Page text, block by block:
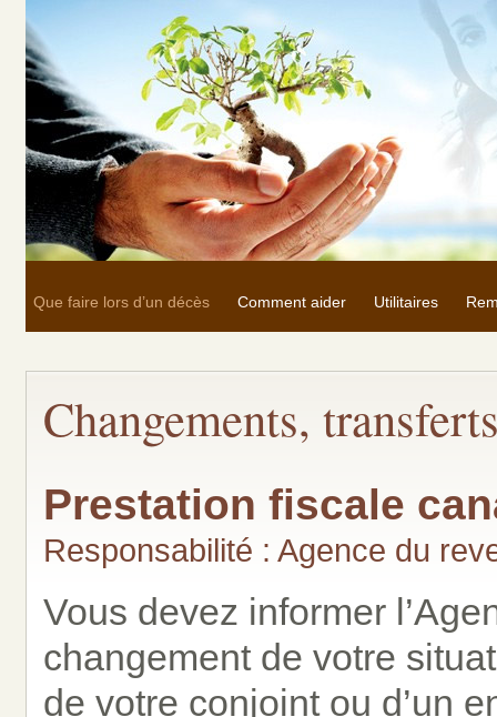
Que faire lors d’un décès Comment aider Utilitaires
Changements,
Prestation fiscale
Responsabilité : Agence du
Vous devez informer
changement de votre
de votre conjoint ou d’un